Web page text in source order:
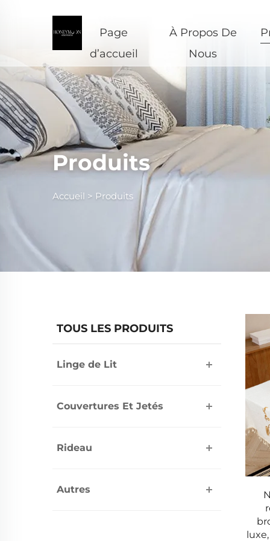
Page
d’accueil
À Propos De
Nous
Produits
Accueil > Produits
TOUS LES PRODUITS
Linge de Lit
Couvertures Et Jetés
Rideau
Autres